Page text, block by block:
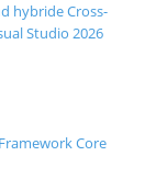
hybride Cross-
Studio 2026
Core